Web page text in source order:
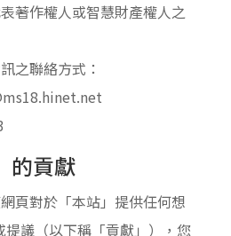
著作權人或智慧財產權人之
之聯絡方式：
的貢獻
頁對於「本站」提供任何想
議（以下稱「貢獻」），您